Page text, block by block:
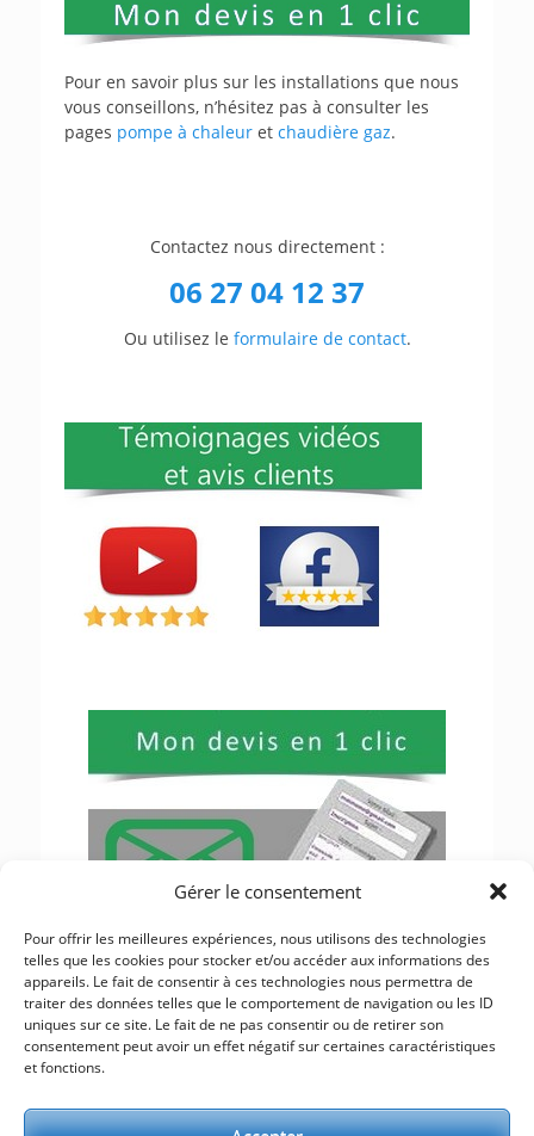
Gérer le consentement
Pour offrir les meilleures expériences, nous utilisons des technologies
telles que les cookies pour stocker et/ou accéder aux informations des
appareils. Le fait de consentir à ces technologies nous permettra de
traiter des données telles que le comportement de navigation ou les ID
uniques sur ce site. Le fait de ne pas consentir ou de retirer son
consentement peut avoir un effet négatif sur certaines caractéristiques
et fonctions.
Pour en savoir plus sur les installations que nous
vous conseillons, n’hésitez pas à consulter les
pages pompe à chaleur et chaudière gaz.
Contactez nous directement :
06 27 04 12 37
Ou utilisez le formulaire de contact.
06.27.04.12.37